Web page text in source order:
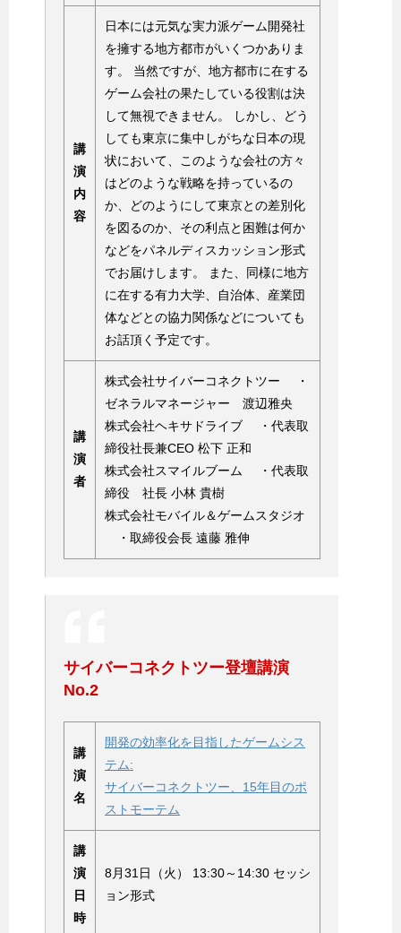
講
演
内
容
日本には元気な実力派ゲーム開発社
を擁する地方都市がいくつかありま
す。 当然ですが、地方都市に在する
ゲーム会社の果たしている役割は決
して無視できません。 しかし、どう
しても東京に集中しがちな日本の現
状において、このような会社の方々
はどのような戦略を持っているの
か、どのようにして東京との差別化
を図るのか、その利点と困難は何か
などをパネルディスカッション形式
でお届けします。 また、同様に地方
に在する有力大学、自治体、産業団
体などとの協力関係などについても
お話頂く予定です。
講
演
者
株式会社サイバーコネクトツー ・
ゼネラルマネージャー 渡辺雅央
株式会社ヘキサドライブ ・代表取
締役社長兼CEO 松下 正和
株式会社スマイルブーム ・代表取
締役 社長 小林 貴樹
株式会社モバイル＆ゲームスタジオ
・取締役会長 遠藤 雅伸
サイバーコネクトツー登壇講演
No.2
講
演
名
開発の効率化を目指したゲームシス
テム:
サイバーコネクトツー、15年目のポ
ストモーテム
講
演
日
時
8月31日（火） 13:30～14:30 セッシ
ョン形式